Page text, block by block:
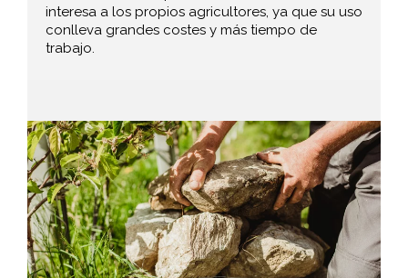
interesa a los propios agricultores, ya que su uso
conlleva grandes costes y más tiempo de
trabajo.